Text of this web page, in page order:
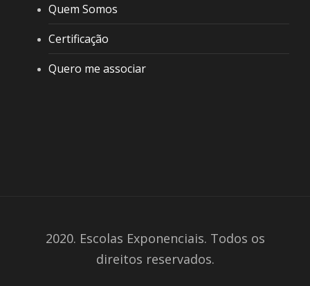
Quem Somos
Certificação
Quero me associar
2020. Escolas Exponenciais. Todos os
direitos reservados.